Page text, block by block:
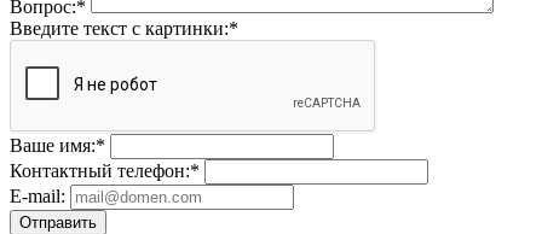
Вопрос:*
Введите текст с картинки:*
Ваше имя:*
Контактный телефон:*
E-mail:
Отправить